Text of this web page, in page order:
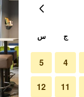
ج س
4
5
11
12